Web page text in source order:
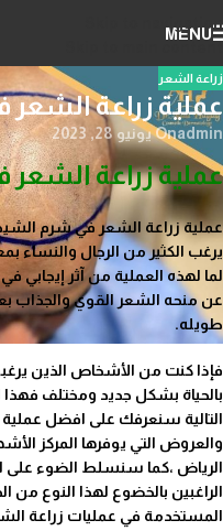
Skip to navigation
MENU
زراعة الشعر
عملية زراعة الشعر
adminOn يونيو 28, 2023
عملية زراعة
عملية زراعة الشعر في شرم
يرغب الكثير من الرجال والنساء
لما لهذه العملية من آثر إيجابي
عن منحه الشعر القوي والجذاب
طويله.
فإذا كنت من الأشخاص الذين
بالحياة بشكل جديد ومختلف
التالية سنعرفك على افضل
والعروض التي يوفرها المركز
الرياض ،كما سنسلط الضوء على
الراغبين بالخضوع لهذا النوع من
المستخدمة في عمليات زراعة